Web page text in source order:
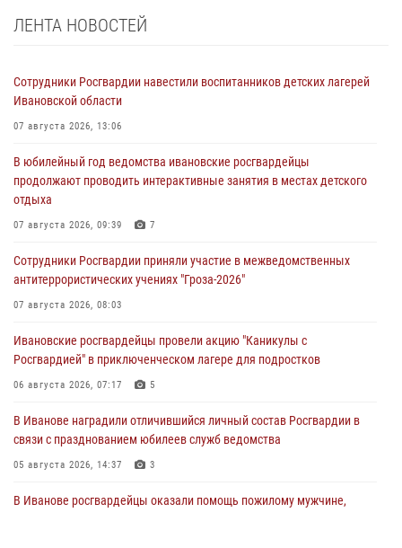
ЛЕНТА НОВОСТЕЙ
Сотрудники Росгвардии навестили воспитанников детских лагерей
Ивановской области
07 августа 2026, 13:06
В юбилейный год ведомства ивановские росгвардейцы
продолжают проводить интерактивные занятия в местах детского
отдыха
07 августа 2026, 09:39 7
Сотрудники Росгвардии приняли участие в межведомственных
антитеррористических учениях "Гроза-2026"
07 августа 2026, 08:03
Ивановские росгвардейцы провели акцию "Каникулы с
Росгвардией" в приключенческом лагере для подростков
06 августа 2026, 07:17 5
В Иванове наградили отличившийся личный состав Росгвардии в
связи с празднованием юбилеев служб ведомства
05 августа 2026, 14:37 3
В Иванове росгвардейцы оказали помощь пожилому мужчине,